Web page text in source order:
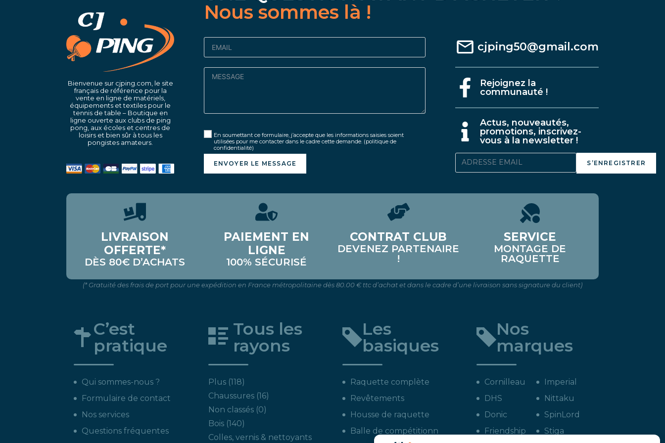
Bienvenue sur cjping.com, le site
français de référence pour la
vente en ligne de matériels,
équipements et textiles pour le
tennis de table – Boutique en
ligne ouverte aux clubs de ping
pong, aux écoles et centres de
loisirs et bien sûr à tous les
pongistes amateurs.
Nous sommes là !
En soumettant ce formulaire, j’accepte que les informations saisies soient
utilisées pour me contacter dans le cadre cette demande. (politique de
confidentialité)
ENVOYER LE MESSAGE
cjping50@gmail.com
Rejoignez la
communauté !
Actus, nouveautés,
promotions, inscrivez-
vous à la newsletter !
S’ENREGISTRER
LIVRAISON
OFFERTE*
DÈS 80€ D’ACHATS
PAIEMENT EN
LIGNE
100% SÉCURISÉ
CONTRAT CLUB
DEVENEZ PARTENAIRE
!
SERVICE
MONTAGE DE
RAQUETTE
(* Gratuité des frais de port pour une expédition en France métropolitaine dès 80.00 € ttc d’achat et dans le cadre d’une livraison sans signature du client)
C’est
pratique
Qui sommes-nous ?
Formulaire de contact
Nos services
Questions fréquentes
Tous les
rayons
Plus 118118
produits
Chaussures 1616
produits
Non classés 00
Bois 140140
produits
Colles, vernis & nettoyants
Les
basiques
Raquette complète
Revêtements
Housse de raquette
Balle de compétitionn
Nos
marques
Cornilleau
DHS
Donic
Friendship
Imperial
Nittaku
SpinLord
Stiga